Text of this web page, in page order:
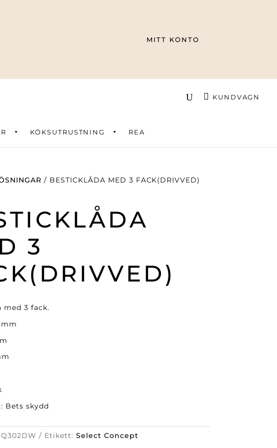
MITT KONTO
KUNDVAGN
KÖKSUTRUSTNING REA
/ BESTICKLÅDA MED 3 FACK(DRIVVED)
3
med 3 fack.
mm
Bets skydd
Etikett: Select Concept